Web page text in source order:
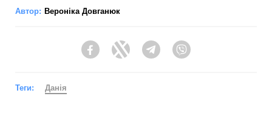
Автор: Вероніка Довганюк
FacebookTwitter Telegram
Теги: Данія